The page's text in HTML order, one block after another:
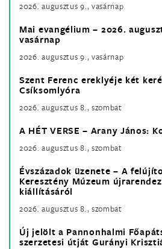
2026. augusztus 9., vasárnap
Mai evangélium – 2026.
vasárnap
2026. augusztus 9., vasárnap
Szent Ferenc ereklyéje két
Csíksomlyóra
2026. augusztus 8., szombat
A HÉT VERSE – Arany János:
2026. augusztus 8., szombat
Évszázadok üzenete – A
Keresztény Múzeum
kiállításáról
2026. augusztus 8., szombat
Új jelölt a Pannonhalmi
szerzetesi útját Gurányi